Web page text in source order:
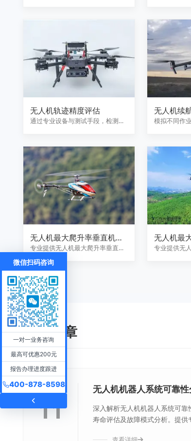
无人机轨迹精度评估
通过专业设备与测试手段，检测无
无人机续
模拟不同作
无人机最大爬升率垂直机动
能力验证
专业提供无人机最大爬升率垂直机
动能力验证服务，涵盖最佳爬升
速…
无人机最
能标定
专业提供无
技术文章
2026-7
11
无人机机器人系统可靠
深入解析无人机机器人系统可靠
寿命评估及故障模式分析。提
微信扫码咨询
一对一业务咨询
最高可优惠200元
报告办理进度跟进
400-878-8598